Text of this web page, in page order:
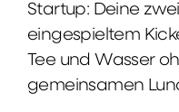
Startup: Deine
eingespieltem
Tee und Wasser
gemeinsamen